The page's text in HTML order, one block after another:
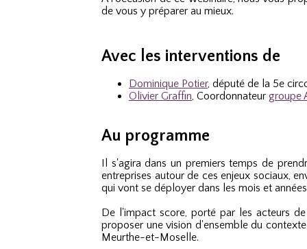
de vous y préparer au mieux.
Avec les interventions de
Dominique Potier, député de la 5e
Olivier Graffin, Coordonnateur groupe
Au programme
Il s'agira dans un premiers temps de
entreprises autour de ces enjeux sociaux,
qui vont se déployer dans les mois et
De l'impact score, porté par les acteurs
proposer une vision d'ensemble du
Meurthe-et-Moselle.